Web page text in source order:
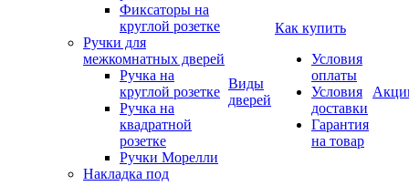
Фиксаторы на
круглой розетке
Ручки для
межкомнатных дверей
Ручка на
круглой розетке
Ручка на
квадратной
розетке
Ручки Морелли
Накладка под
Виды
дверей
Как купить
Условия
оплаты
Условия
доставки
Гарантия
на товар